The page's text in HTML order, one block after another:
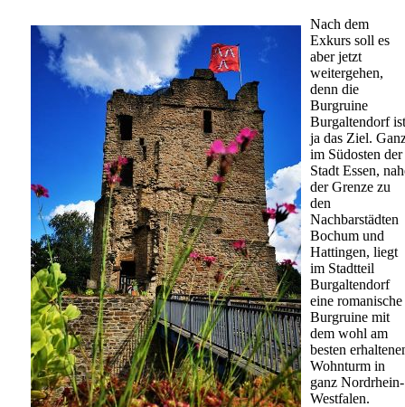
Nach dem
Exkurs soll es
aber jetzt
weitergehen,
denn die
Burgruine
Burgaltendorf ist
ja das Ziel.
im Südosten der
Stadt Essen,
der Grenze zu
den
Nachbarstädten
Bochum und
Hattingen, liegt
im Stadtteil
Burgaltendorf
eine romanische
Burgruine mit
dem wohl am
besten
Wohnturm in
ganz Nordrhein-
Westfalen.